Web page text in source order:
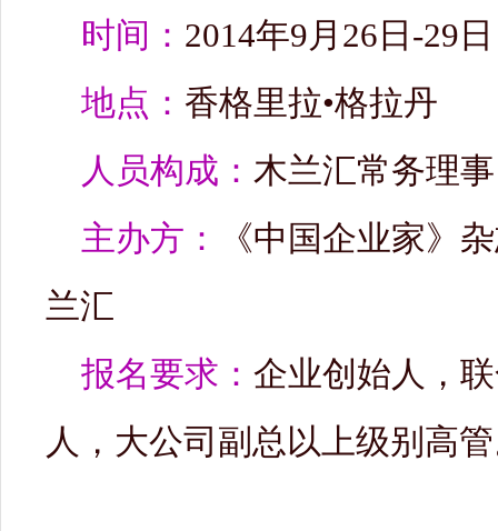
时间： 2014年9月26日-29日
地点： 香格里拉•格拉丹
人员构成： 木兰汇常务理事
主办方：
《中国企业家》
兰汇
报名要求： 企业创始人，
人，大公司副总以上级别高